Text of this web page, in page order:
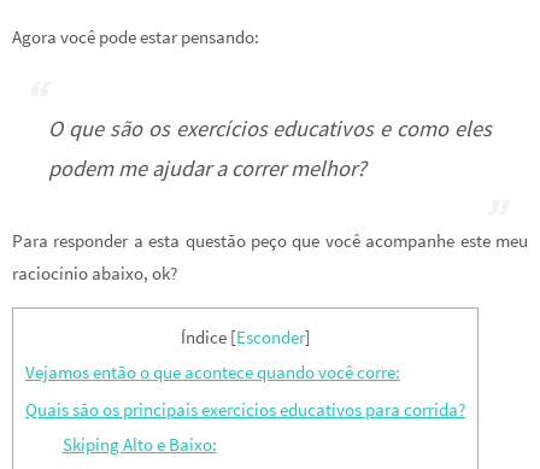
Agora você pode estar pensando:
O que são os exercícios educativos e como eles
podem me ajudar a correr melhor?
Para responder a esta questão peço que você acompanhe este meu
raciocínio abaixo, ok?
Índice [Esconder]
Vejamos então o que acontece quando você corre:
Quais são os principais exercícios educativos para corrida?
Skiping Alto e Baixo: